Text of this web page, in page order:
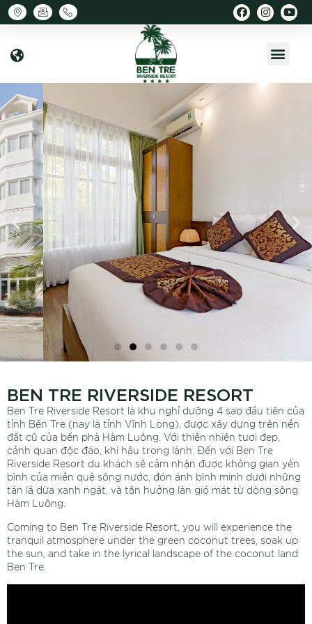
BEN TRE RIVERSIDE RESORT
Ben Tre Riverside Resort là khu nghỉ dưỡng 4 sao đầu tiên của
tỉnh Bến Tre (nay là tỉnh Vĩnh Long), được xây dựng trên nền
đất cũ của bến phà Hàm Luông. Với thiên nhiên tươi đẹp,
cảnh quan độc đáo, khí hậu trong lành. Đến với Ben Tre
Riverside Resort du khách sẽ cảm nhận được không gian yên
bình của miền quê sông nước, đón ánh bình minh dưới những
tán lá dừa xanh ngát, và tận hưởng làn gió mát từ dòng sông
Hàm Luông.
Coming to Ben Tre Riverside Resort, you will experience the
tranquil atmosphere under the green coconut trees, soak up
the sun, and take in the lyrical landscape of the coconut land
Ben Tre.